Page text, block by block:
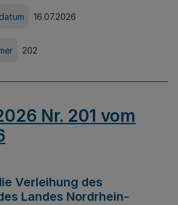
16.07.2026
202
Nr. 201 vom
Verleihung des
Landes Nordrhein-